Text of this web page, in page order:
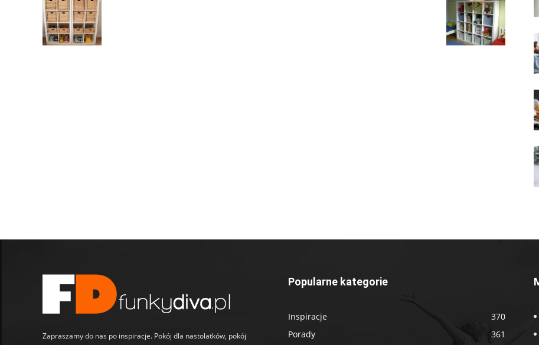
Zapraszamy do nas po inspiracje. Pokój dla nastolatków, pokój
Popularne kategorie
Inspiracje
370
Porady
361